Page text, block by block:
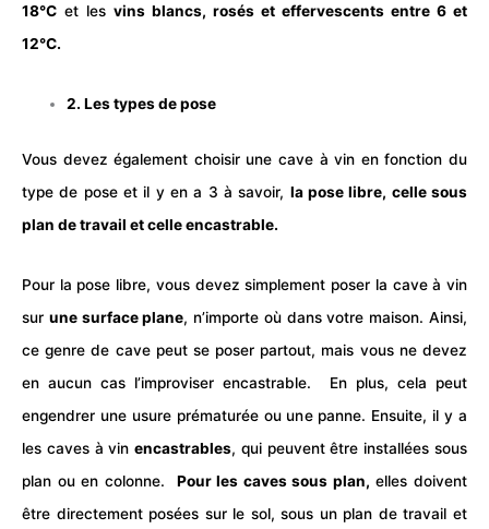
18°C et les vins blancs, rosés et effervescents entre 6 et
12°C.
2. Les types de pose
Vous devez également choisir une cave à vin en fonction du
type de pose et il y en a 3 à savoir, la pose libre, celle sous
plan de travail et celle encastrable.
Pour la pose libre, vous devez simplement poser la cave à vin
sur une surface plane, n’importe où dans votre maison. Ainsi,
ce genre de cave peut se poser partout, mais vous ne devez
en aucun cas l’improviser encastrable.
En plus, cela peut
engendrer une usure prématurée ou une panne. Ensuite, il y a
les caves à vinencastrables, qui peuvent être installées sous
plan ou en colonne. Pour les caves sous plan, elles doivent
être directement posées sur le sol, sous un plan de travail et